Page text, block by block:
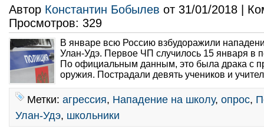
Автор Константин Бобылев от 31/01/2018 |
Просмотров: 329
В январе всю Россию взбудоражили
Улан-Удэ. Первое ЧП случилось 15 января в
По официальным данным, это была драка с
оружия. Пострадали девять учеников и
Метки: агрессия, Нападение на школу, опрос,
Улан-Удэ, школьники